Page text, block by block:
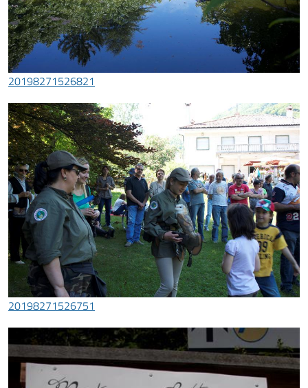
20198271526821
20198271526751